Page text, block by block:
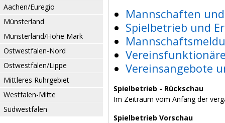
Aachen/Euregio
Münsterland
Münsterland/Hohe Mark
Ostwestfalen-Nord
Ostwestfalen/Lippe
Mittleres Ruhrgebiet
Westfalen-Mitte
Südwestfalen
Mannschaften
Spielbetrieb und
Vereinsangebote
Spielbetrieb - Rückschau
Im Zeitraum vom Anfang der
Spielbetrieb Vorschau